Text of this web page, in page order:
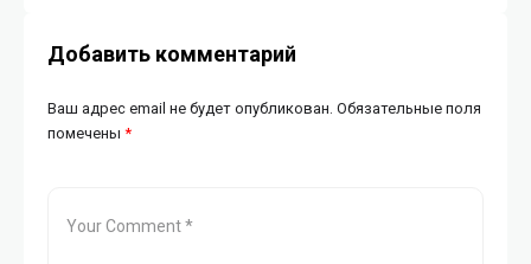
Добавить комментарий
Ваш адрес email не будет опубликован. Обязательные поля
помечены *